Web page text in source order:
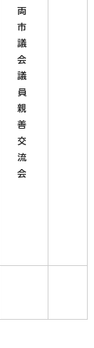
両
市
議
会
議
員
親
善
交
流
会